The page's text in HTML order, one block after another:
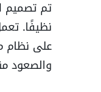
سعة
والصعود